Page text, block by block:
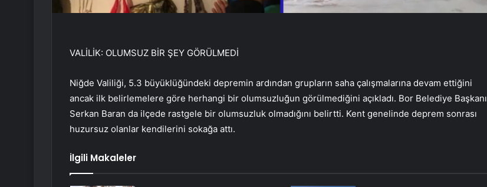
VALİLİK: OLUMSUZ BİR ŞEY GÖRÜLMEDİ
Niğde Valiliği, 5.3 büyüklüğündeki depremin ardından grupların saha çalışmalarına devam ettiğini
ancak ilk belirlemelere göre herhangi bir olumsuzluğun görülmediğini açıkladı. Bor Belediye Başkanı
Serkan Baran da ilçede rastgele bir olumsuzluk olmadığını belirtti. Kent genelinde deprem sonrası
huzursuz olanlar kendilerini sokağa attı.
İlgili Makaleler